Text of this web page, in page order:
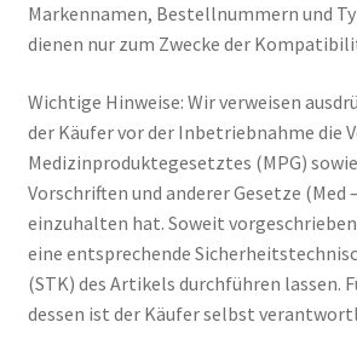
Markennamen, Bestellnummern und
dienen nur zum Zwecke der
Wichtige Hinweise: Wir verweisen
der Käufer vor der Inbetriebnahme die
Medizinproduktegesetztes (MPG)
Vorschriften und anderer Gesetze (Med –
einzuhalten hat. Soweit
eine entsprechende
(STK) des Artikels durchführen lassen.
dessen ist der Käufer selbst